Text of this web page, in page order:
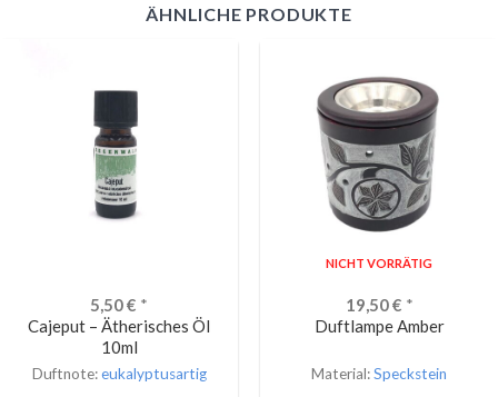
ÄHNLICHE PRODUKTE
5,50€ *
Cajeput – Ätherisches Öl
10ml
Duftnote:eukalyptusartig
NICHT VORRÄTIG
19,50€ *
Duftlampe Amber
Material:Speckstein